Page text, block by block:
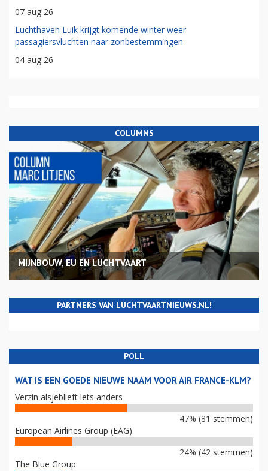
07 aug 26
Luchthaven Luik krijgt komende winter weer
passagiersvluchten naar zonbestemmingen
04 aug 26
COLUMNS
MIJNBOUW, EU EN LUCHTVAART
PARTNERS VAN LUCHTVAARTNIEUWS.NL!
POLL
WAT IS EEN GOEDE NIEUWE NAAM VOOR AIR FRANCE-KLM?
Verzin alsjeblieft iets anders
47% (81 stemmen)
European Airlines Group (EAG)
24% (42 stemmen)
The Blue Group